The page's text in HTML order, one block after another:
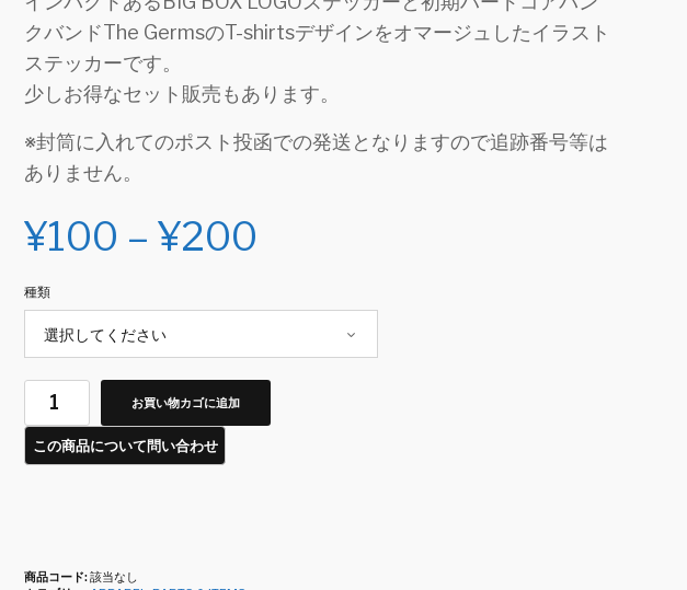
クバンドThe GermsのT-shirtsデザインをオマージュしたイラスト
ステッカーです。
少しお得なセット販売もあります。
※封筒に入れてのポスト投函での発送となりますので追跡番号等は
ありません。
¥100 –¥200
種類
お買い物カゴに追加
商品コード:該当なし